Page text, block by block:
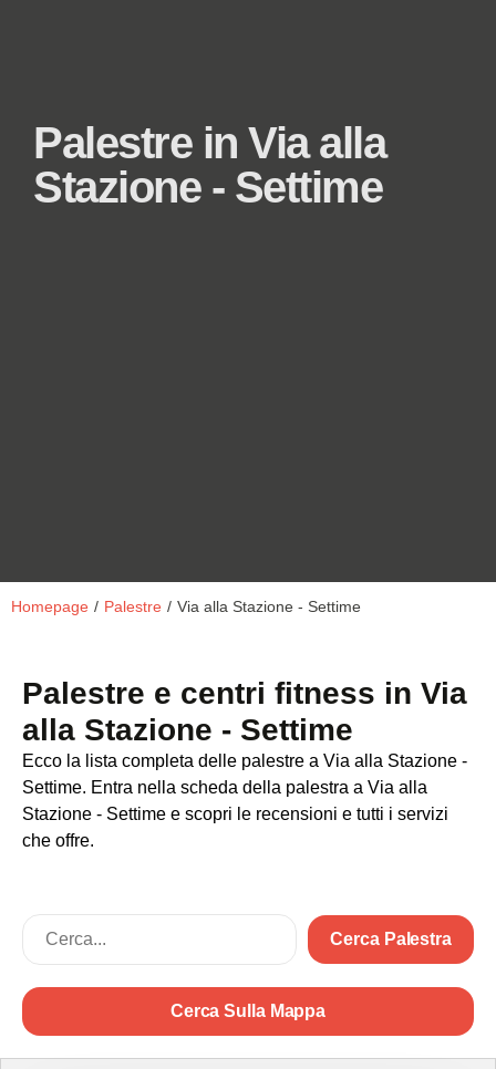
Palestre in Via alla
Stazione - Settime
Homepage / Palestre / Via alla Stazione - Settime
Palestre e centri fitness in Via
alla Stazione - Settime
Ecco la lista completa delle palestre a Via alla Stazione -
Settime. Entra nella scheda della palestra a Via alla
Stazione - Settime e scopri le recensioni e tutti i servizi
che offre.
Cerca Palestra
Cerca Sulla Mappa